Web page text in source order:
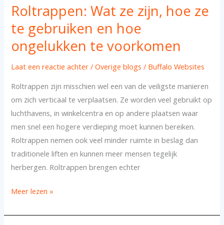
Roltrappen: Wat ze zijn, hoe ze
te gebruiken en hoe
ongelukken te voorkomen
Laat een reactie achter /Overige blogs / Buffalo Websites
Roltrappen zijn misschien wel een van de veiligste manieren
om zich verticaal te verplaatsen. Ze worden veel gebruikt op
luchthavens, in winkelcentra en op andere plaatsen waar
men snel een hogere verdieping moet kunnen bereiken.
Roltrappen nemen ook veel minder ruimte in beslag dan
traditionele liften en kunnen meer mensen tegelijk
herbergen. Roltrappen brengen echter
Roltrappen:
Wat
ze
zijn,
hoe
te
gebruiken
en
hoe
ongelukken
te
voorkomen
Meer lezen »